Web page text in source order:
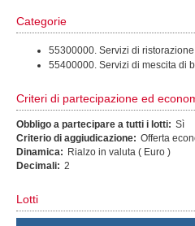
Categorie
55300000. Servizi di
55400000. Servizi di mescita di
Criteri di partecipazione ed
Obbligo a partecipare a tutti i lotti: Sì
Criterio di aggiudicazione: Offerta
Dinamica: Rialzo in valuta ( Euro )
Decimali: 2
Lotti